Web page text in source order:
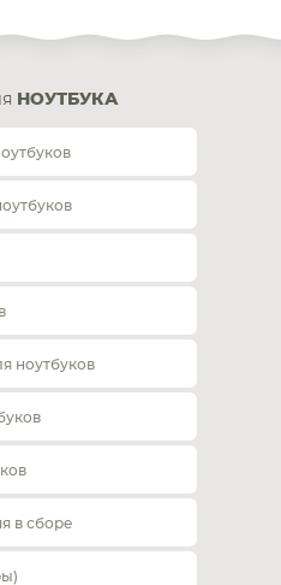
НОУТБУКА
ноутбуков
в сборе